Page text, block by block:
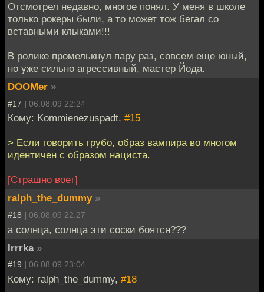
Отсмотрел недавно, многое понял. У меня в школе
только рокеры были, а то может тож бегал со
вставными клыками!!!
В ролике промелькнул пару раз, совсем еще юный,
но уже сильно агрессивный, мастер Йода.
DOOMer »
#17 | 06.08.09 22:24
Кому: Kommienezuspadt, #15
> Если говорить грубо, образ вампира во многом
идентичен с образом нациста.
[Страшно воет]
ralph_the_dummy »
#18 | 06.08.09 22:27
а солнца, солнца эти соски боятся???
Irrrka »
#19 | 06.08.09 23:04
Кому: ralph_the_dummy, #18